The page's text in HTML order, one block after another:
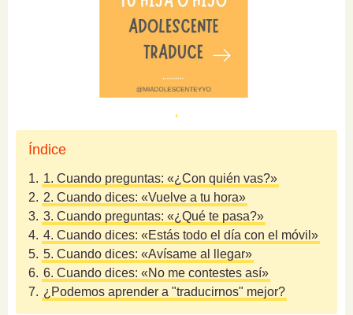
Índice
1. 1. Cuando preguntas: «¿Con quién vas?»
2. 2. Cuando dices: «Vuelve a tu hora»
3. 3. Cuando preguntas: «¿Qué te pasa?»
4. 4. Cuando dices: «Estás todo el día con el móvil»
5. 5. Cuando dices: «Avísame al llegar»
6. 6. Cuando dices: «No me contestes así»
7. ¿Podemos aprender a "traducirnos" mejor?